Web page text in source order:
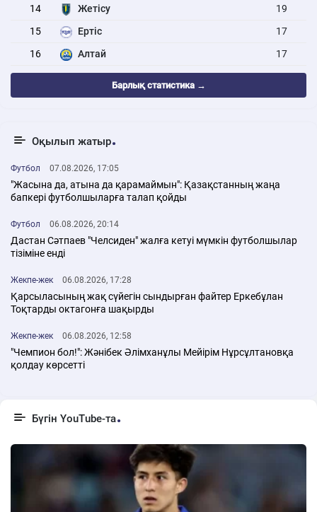
14
Жетісу
19
15
Ертіс
17
16
Алтай 17
Барлық статистика →
Оқылып жатыр
Футбол 07.08.2026, 17:05
"Жасына да, атына да қарамаймын": Қазақстанның жаңа
бапкері футболшыларға талап қойды
Футбол 06.08.2026, 20:14
Дастан Сәтпаев "Челсиден" жалға кетуі мүмкін футболшылар
тізіміне енді
Жекпе-жек 06.08.2026, 17:28
Қарсыласының жақ сүйегін сындырған файтер Еркебұлан
Тоқтарды октагонға шақырды
Жекпе-жек 06.08.2026, 12:58
"Чемпион бол!": Жәнібек Әлімханұлы Мейірім Нұрсұлтановқа
қолдау көрсетті
Бүгін YouTube-та